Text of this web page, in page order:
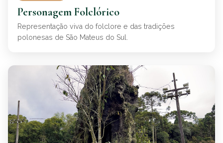
Personagem Folclórico
Representação viva do folclore e das tradições
polonesas de São Mateus do Sul.